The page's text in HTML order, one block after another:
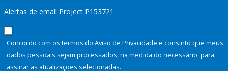
Alertas de email Project P153721
Concordo com os termos do Aviso de Privacidade e consinto que meus
dados pessoais sejam processados, na medida do necessário, para
assinar as atualizações selecionadas.